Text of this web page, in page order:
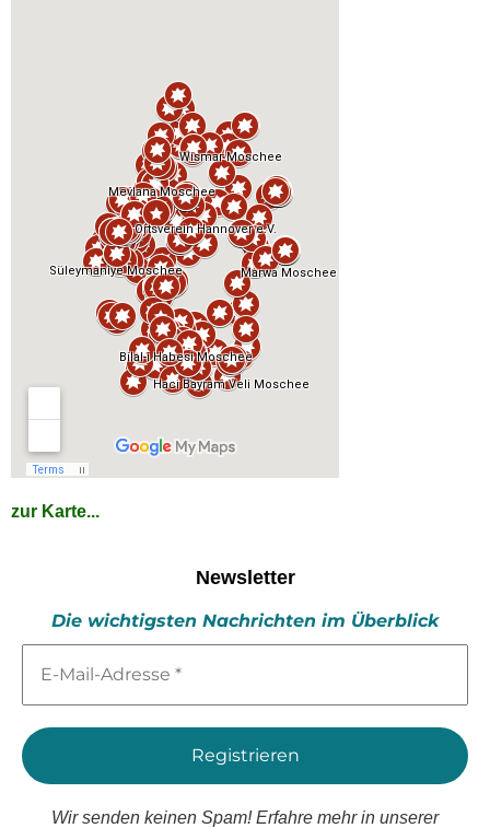
zur Karte...
Newsletter
Die wichtigsten Nachrichten im Überblick
Mail-
*
Wir senden keinen Spam! Erfahre mehr in unserer